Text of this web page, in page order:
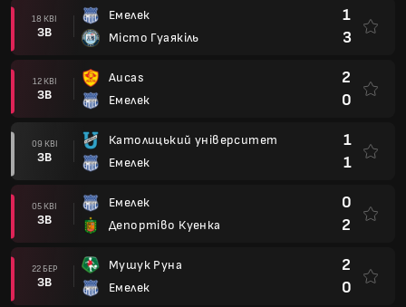
18 КВІ
ЗВ
Емелек
Місто Гуаякіль
1
3
12 КВІ
ЗВ
Aucas
Емелек
2
0
09 КВІ
ЗВ
Католицький університет
Емелек
1
1
05 КВІ
ЗВ
Емелек
Депортіво Куенка
0
2
22 БЕР
ЗВ
Мушук Руна
Емелек
2
0